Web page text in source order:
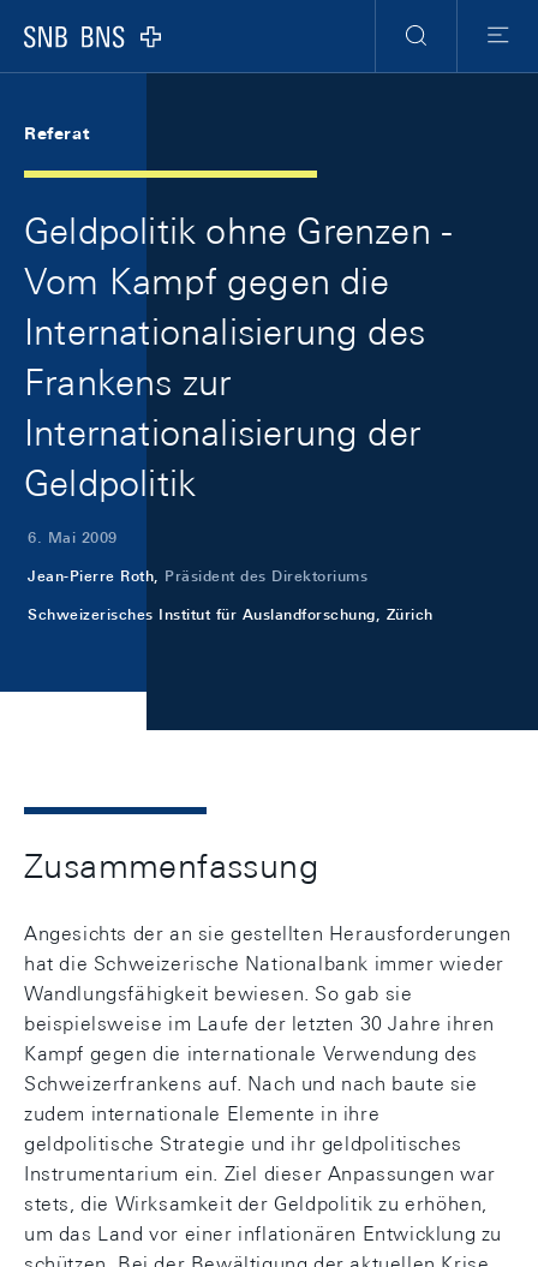
Logo
Suche
Menu
Referat
Geldpolitik ohne Grenzen -
Vom Kampf gegen die
Internationalisierung des
Frankens zur
Internationalisierung der
Geldpolitik
6. Mai 2009
Jean-Pierre Roth, Präsident des Direktoriums
Schweizerisches Institut für Auslandforschung, Zürich
Zusammenfassung
Angesichts der an sie gestellten Herausforderungen
hat die Schweizerische Nationalbank immer wieder
Wandlungsfähigkeit bewiesen. So gab sie
beispielsweise im Laufe der letzten 30 Jahre ihren
Kampf gegen die internationale Verwendung des
Schweizerfrankens auf. Nach und nach baute sie
zudem internationale Elemente in ihre
geldpolitische Strategie und ihr geldpolitisches
Instrumentarium ein. Ziel dieser Anpassungen war
stets, die Wirksamkeit der Geldpolitik zu erhöhen,
um das Land vor einer inflationären Entwicklung zu